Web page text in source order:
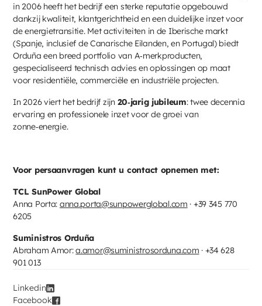
in 2006 heeft het bedrijf een sterke reputatie opgebouwd
dankzij kwaliteit, klantgerichtheid en een duidelijke inzet voor
de energietransitie. Met activiteiten in de Iberische markt
(Spanje, inclusief de Canarische Eilanden, en Portugal) biedt
Orduña een breed portfolio van A‑merkproducten,
gespecialiseerd technisch advies en oplossingen op maat
voor residentiële, commerciële en industriële projecten.
In 2026 viert het bedrijf zijn 20‑jarig jubileum: twee decennia
ervaring en professionele inzet voor de groei van
zonne‑energie.
Voor persaanvragen kunt u contact opnemen met:
TCL SunPower Global
Anna Porta: anna.porta@sunpowerglobal.com · +39 345 770
6205
Suministros Orduña
Abraham Amor:a.amor@suministrosorduna.com · +34 628
901 013
Linkedin
Facebook